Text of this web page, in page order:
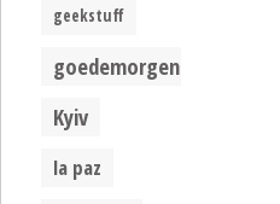
geekstuff
goedemorgen
Kyiv
la paz